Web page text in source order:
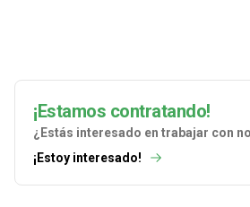
¡Estamos contratando!
¿Estás interesado en trabajar con
¡Estoy interesado!